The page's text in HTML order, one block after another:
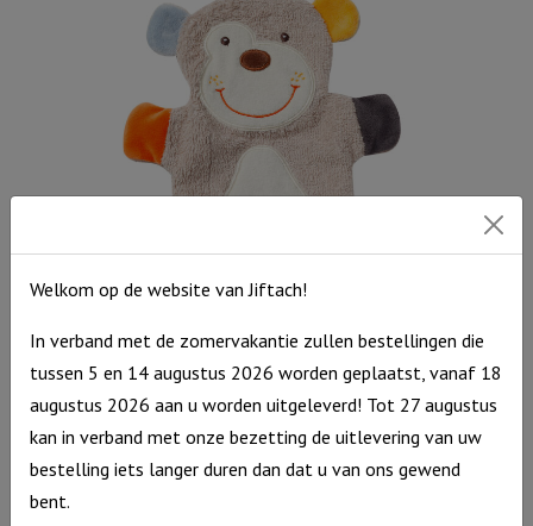
Washand Beer
Op voorraad
Washand
aantal
Welkom op de website van Jiftach!
In verband met de zomervakantie zullen bestellingen die
tussen 5 en 14 augustus 2026 worden geplaatst, vanaf 18
augustus 2026 aan u worden uitgeleverd! Tot 27 augustus
kan in verband met onze bezetting de uitlevering van uw
bestelling iets langer duren dan dat u van ons gewend
bent.